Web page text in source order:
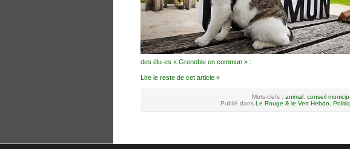
des élu-es « Grenoble en commun » :
Lire le reste de cet article »
Mots-clefs : animal, conseil
Publié dans Le Rouge & le Vert Hebdo